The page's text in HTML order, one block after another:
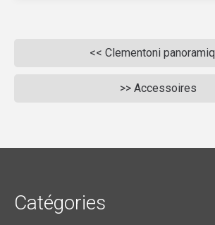
<< Clementoni
>> Accessoires
Catégories